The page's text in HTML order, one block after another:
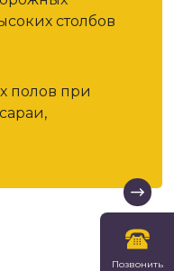
столбов
полов при
Позвонить